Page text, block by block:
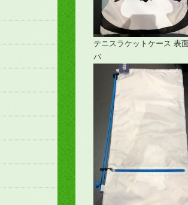
テニスラケットケース 表
バ